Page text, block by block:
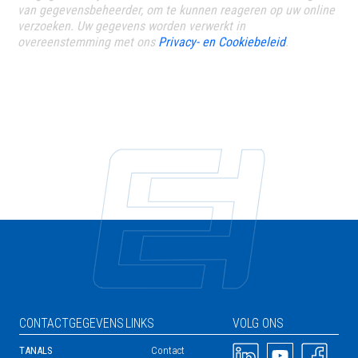
van gegevensbeheerder, om te kunnen reageren op uw online
verzoeken. Uw gegevens worden verwerkt in
overeenstemming met ons Privacy- en Cookiebeleid.
CONTACTGEGEVENS
TANALS
LINKS
Contact
VOLG ONS
AfbeeldingAfbeelding Afbeelding